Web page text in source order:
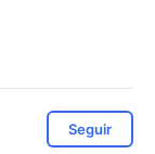
Seguir